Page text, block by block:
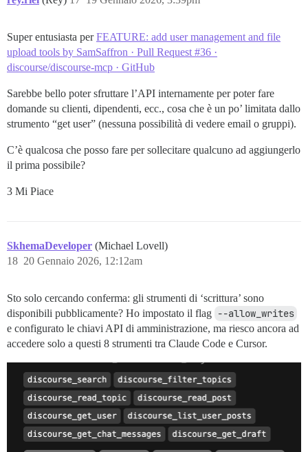
Super entusiasta perFEATURE: add user management and file
upload tools by SamSaffron · Pull Request #36 ·
discourse/discourse-mcp · GitHub
Sarebbe bello poter sfruttare l’API internamente per poter fare
domande su clienti, dipendenti, ecc., cosa che è un po’ limitata dallo
strumento “get user” (nessuna possibilità di vedere email o gruppi).
C’è qualcosa che posso fare per sollecitare qualcuno ad aggiungerlo
il prima possibile?
3 Mi Piace
SkhemaDeveloper (Michael Lovell)
20 Gennaio 2026, 12:12am
18
Sto solo cercando conferma: gli strumenti di ‘scrittura’ sono
disponibili pubblicamente? Ho impostato il flag --allow_writes
e configurato le chiavi API di amministrazione, ma riesco ancora ad
accedere solo a questi 8 strumenti tra Claude Code e Cursor.